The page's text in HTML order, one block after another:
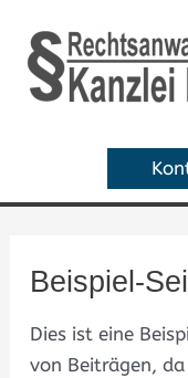
Inhalt
springen
Beispiel-
Dies ist eine
von Beiträgen,